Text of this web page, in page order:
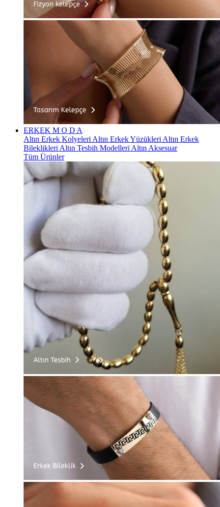
ERKEK M O D A
Altın Erkek Kolyeleri Altın Erkek Yüzükleri Altın Erkek
Bileklikleri Altın Tesbih Modelleri Altın Aksesuar
Tüm Ürünler